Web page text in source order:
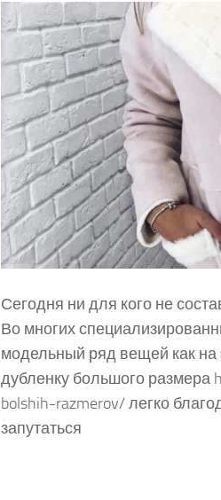
Сегодня ни для кого не
Во многих
модельный ряд вещей как на
дубленку большого размера
bolshih-razmerov/ легко
запутаться